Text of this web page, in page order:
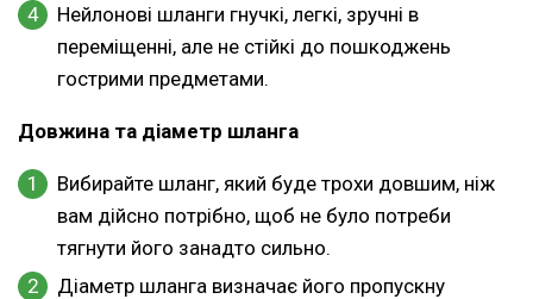
Нейлонові шланги гнучкі, легкі, зручні в
переміщенні, але не стійкі до пошкоджень
гострими предметами.
Довжина та діаметр шланга
Вибирайте шланг, який буде трохи довшим, ніж
вам дійсно потрібно, щоб не було потреби
тягнути його занадто сильно.
Діаметр шланга визначає його пропускну